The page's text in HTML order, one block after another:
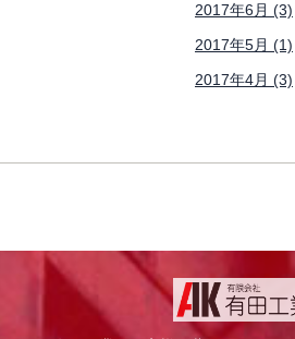
2017年6月 (3)
2017年5月 (1)
2017年4月 (3)